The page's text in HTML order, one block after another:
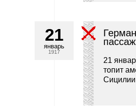
21
январь
1917
21
топит